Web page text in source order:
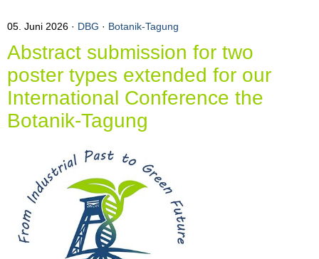
05. Juni 2026 DBG · Botanik-Tagung
Abstract submission for two
poster types extended for our
International Conference the
Botanik-Tagung